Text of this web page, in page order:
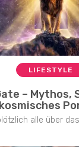
LIFESTYLE
– Mythos,
kosmisches
alle über